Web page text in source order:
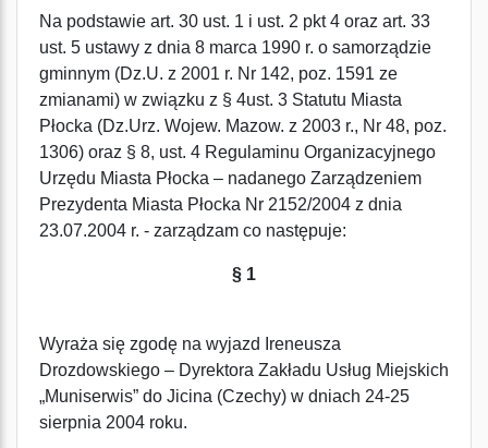
Na podstawie art. 30 ust. 1 i ust. 2 pkt 4 oraz art. 33
ust. 5 ustawy z dnia 8 marca 1990 r. o samorządzie
gminnym (Dz.U. z 2001 r. Nr 142, poz. 1591 ze
zmianami) w związku z § 4ust. 3 Statutu Miasta
Płocka (Dz.Urz. Wojew. Mazow. z 2003 r., Nr 48, poz.
1306) oraz § 8, ust. 4 Regulaminu Organizacyjnego
Urzędu Miasta Płocka – nadanego Zarządzeniem
Prezydenta Miasta Płocka Nr 2152/2004 z dnia
23.07.2004 r. - zarządzam co następuje:
§ 1
Wyraża się zgodę na wyjazd Ireneusza
Drozdowskiego – Dyrektora Zakładu Usług Miejskich
„Muniserwis” do Jicina (Czechy) w dniach 24-25
sierpnia 2004 roku.